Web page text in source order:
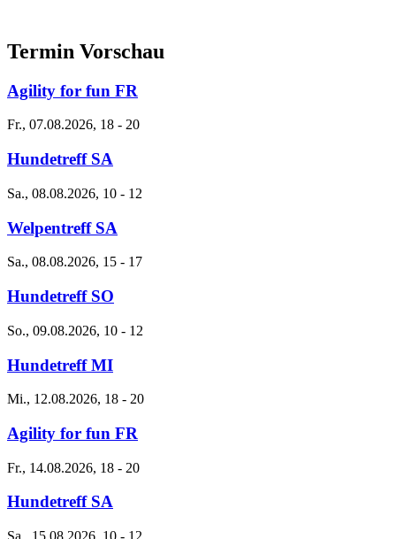
Termin Vorschau
Agility for fun FR
Fr., 07.08.2026, 18 - 20
Hundetreff SA
Sa., 08.08.2026, 10 - 12
Welpentreff SA
Sa., 08.08.2026, 15 - 17
Hundetreff SO
So., 09.08.2026, 10 - 12
Hundetreff MI
Mi., 12.08.2026, 18 - 20
Agility for fun FR
Fr., 14.08.2026, 18 - 20
Hundetreff SA
Sa., 15.08.2026, 10 - 12